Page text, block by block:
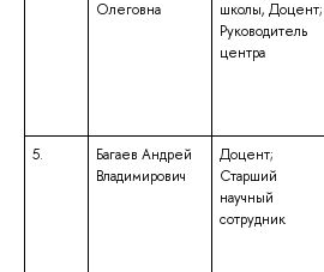
Олеговна
школы, Доцент;
Руководитель
центра
5.
Багаев Андрей
Владимирович
Доцент;
Старший
научный
сотрудник